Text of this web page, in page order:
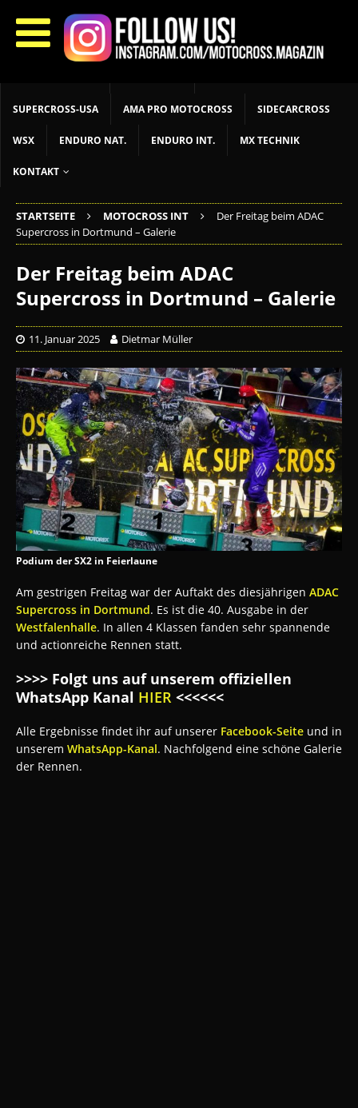
START LIVETIMING MX NEWS MX YOUTH
MX WOMEN MXGP ADAC MX MASTERS MOTOCROSS INT
SUPERCROSS-USA AMA PRO MOTOCROSS SIDECARCROSS
WSX ENDURO NAT. ENDURO INT. MX TECHNIK
KONTAKT
STARTSEITE MOTOCROSS INT
Der Freitag beim ADAC
Supercross in Dortmund – Galerie
Der Freitag beim ADAC
Supercross in Dortmund – Galerie
11. Januar 2025 Dietmar Müller
Podium der SX2 in Feierlaune
Am gestrigen Freitag war der Auftakt des diesjährigen ADAC
Supercross in Dortmund. Es ist die 40. Ausgabe in der
Westfalenhalle. In allen 4 Klassen fanden sehr spannende
und actionreiche Rennen statt.
>>>> Folgt uns auf unserem offiziellen
WhatsApp Kanal HIER <<<<<<
Alle Ergebnisse findet ihr auf unserer Facebook-Seite und in
unserem WhatsApp-Kanal. Nachfolgend eine schöne Galerie
der Rennen.